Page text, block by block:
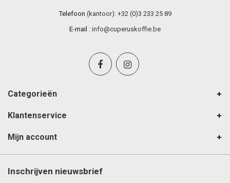
Telefoon (kantoor): +32 (0)3 233 25 89
E-mail : info@cuperuskoffie.be
Categorieën
Klantenservice
Mijn account
Inschrijven nieuwsbrief